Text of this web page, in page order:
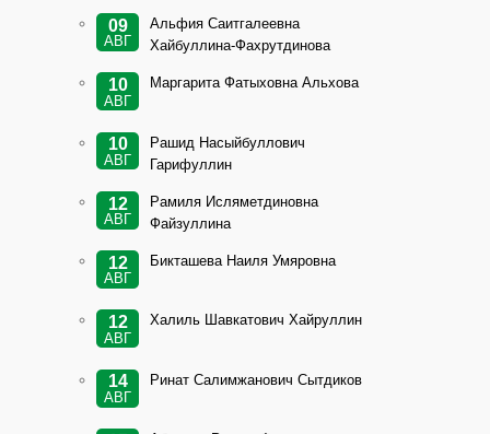
09
АВГ
Альфия Саитгалеевна
Хайбуллина-Фахрутдинова
10
АВГ
Маргарита Фатыховна Альхова
10
АВГ
Рашид Насыйбуллович
Гарифуллин
12
АВГ
Рамиля Исляметдиновна
Файзуллина
12
АВГ
Бикташева Наиля Умяровна
12
АВГ
Халиль Шавкатович Хайруллин
14
АВГ
Ринат Салимжанович Сытдиков